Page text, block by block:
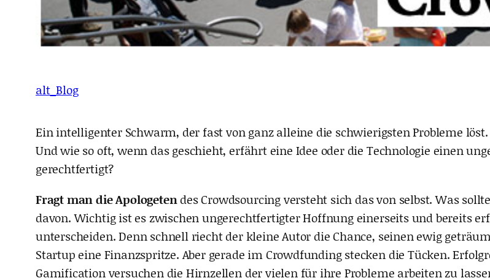
alt_Blog
Ein intelligenter Schwarm, der fast von ganz alleine die schwierigsten Probleme
Und wie so oft, wenn das geschieht, erfährt eine Idee oder die Technologie einen
gerechtfertigt?
Fragt man die Apologetendes Crowdsourcing versteht sich das von selbst. Was
davon. Wichtig ist es zwischen ungerechtfertigter Hoffnung einerseits und bereits
unterscheiden. Denn schnell riecht der kleine Autor die Chance, seinen ewig
Startup eine Finanzspritze. Aber gerade im Crowdfunding stecken die Tücken.
Gamification versuchen die Hirnzellen der vielen für ihre Probleme arbeiten zu